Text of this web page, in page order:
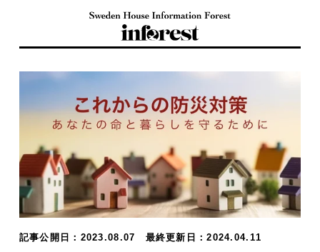
記事公開日：2023.08.07 最終更新日：2024.04.11